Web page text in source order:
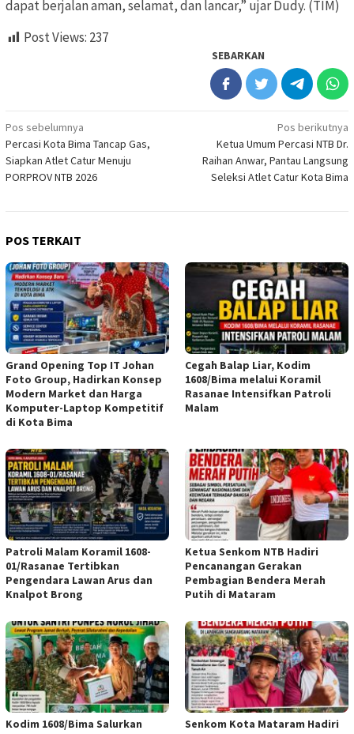
dapat berjalan aman, selamat, dan lancar,” ujar Dudy. (TIM)
Post Views: 237
SEBARKAN
Navigasi
pos
Pos sebelumnya
Percasi Kota Bima Tancap Gas,
Siapkan Atlet Catur Menuju
PORPROV NTB 2026
Pos berikutnya
Ketua Umum Percasi NTB Dr.
Raihan Anwar, Pantau Langsung
Seleksi Atlet Catur Kota Bima
POS TERKAIT
Grand Opening Top IT Johan
Foto Group, Hadirkan Konsep
Modern Market dan Harga
Komputer-Laptop Kompetitif
di Kota Bima
Cegah Balap Liar, Kodim
1608/Bima melalui Koramil
Rasanae Intensifkan Patroli
Malam
Patroli Malam Koramil 1608-
01/Rasanae Tertibkan
Pengendara Lawan Arus dan
Knalpot Brong
Ketua Senkom NTB Hadiri
Pencanangan Gerakan
Pembagian Bendera Merah
Putih di Mataram
Kodim 1608/Bima Salurkan
Senkom Kota Mataram Hadiri